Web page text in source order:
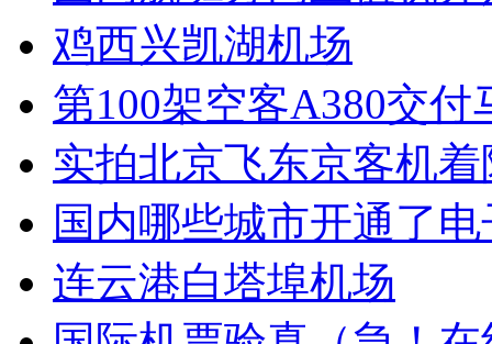
鸡西兴凯湖机场
第100架空客A380交付
实拍北京飞东京客机
国内哪些城市开通了
连云港白塔埠机场